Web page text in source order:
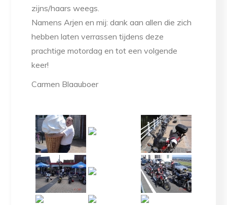
zijns/haars weegs.
Namens Arjen en mij: dank aan allen die zich
hebben laten verrassen tijdens deze
prachtige motordag en tot een volgende
keer!
Carmen Blaauboer